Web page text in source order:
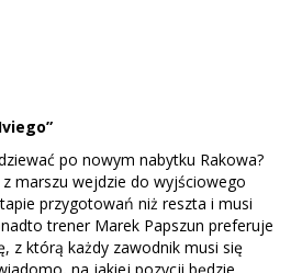
po nowym nabytku Rakowa?
marszu wejdzie do wyjściowego
przygotowań niż reszta i musi
trener Marek Papszun preferuje
z którą każdy zawodnik musi się